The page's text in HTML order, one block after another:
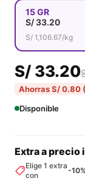
15 GR
S/ 33.20
S/ 1,106.67/kg
S/ 33.20
Ahorras S/ 0.80
Disponible
Extra a precio
Elige 1 extra
con
-